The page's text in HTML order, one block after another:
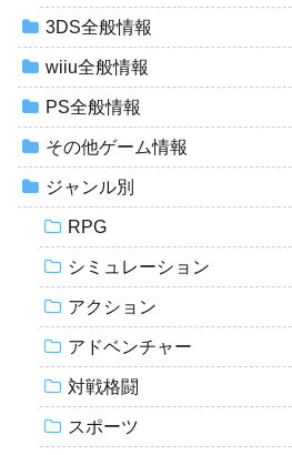
3DS全般情報
wiiu全般情報
PS全般情報
その他ゲーム情報
ジャンル別
RPG
シミュレーション
アクション
アドベンチャー
対戦格闘
スポーツ